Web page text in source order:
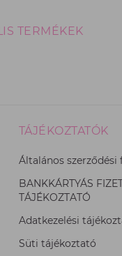
TERMÉKEK
TÁJÉKOZTATÓK
Általános szerződési
BANKKÁRTYÁS
TÁJÉKOZTATÓ
Adatkezelési
Süti tájékoztató